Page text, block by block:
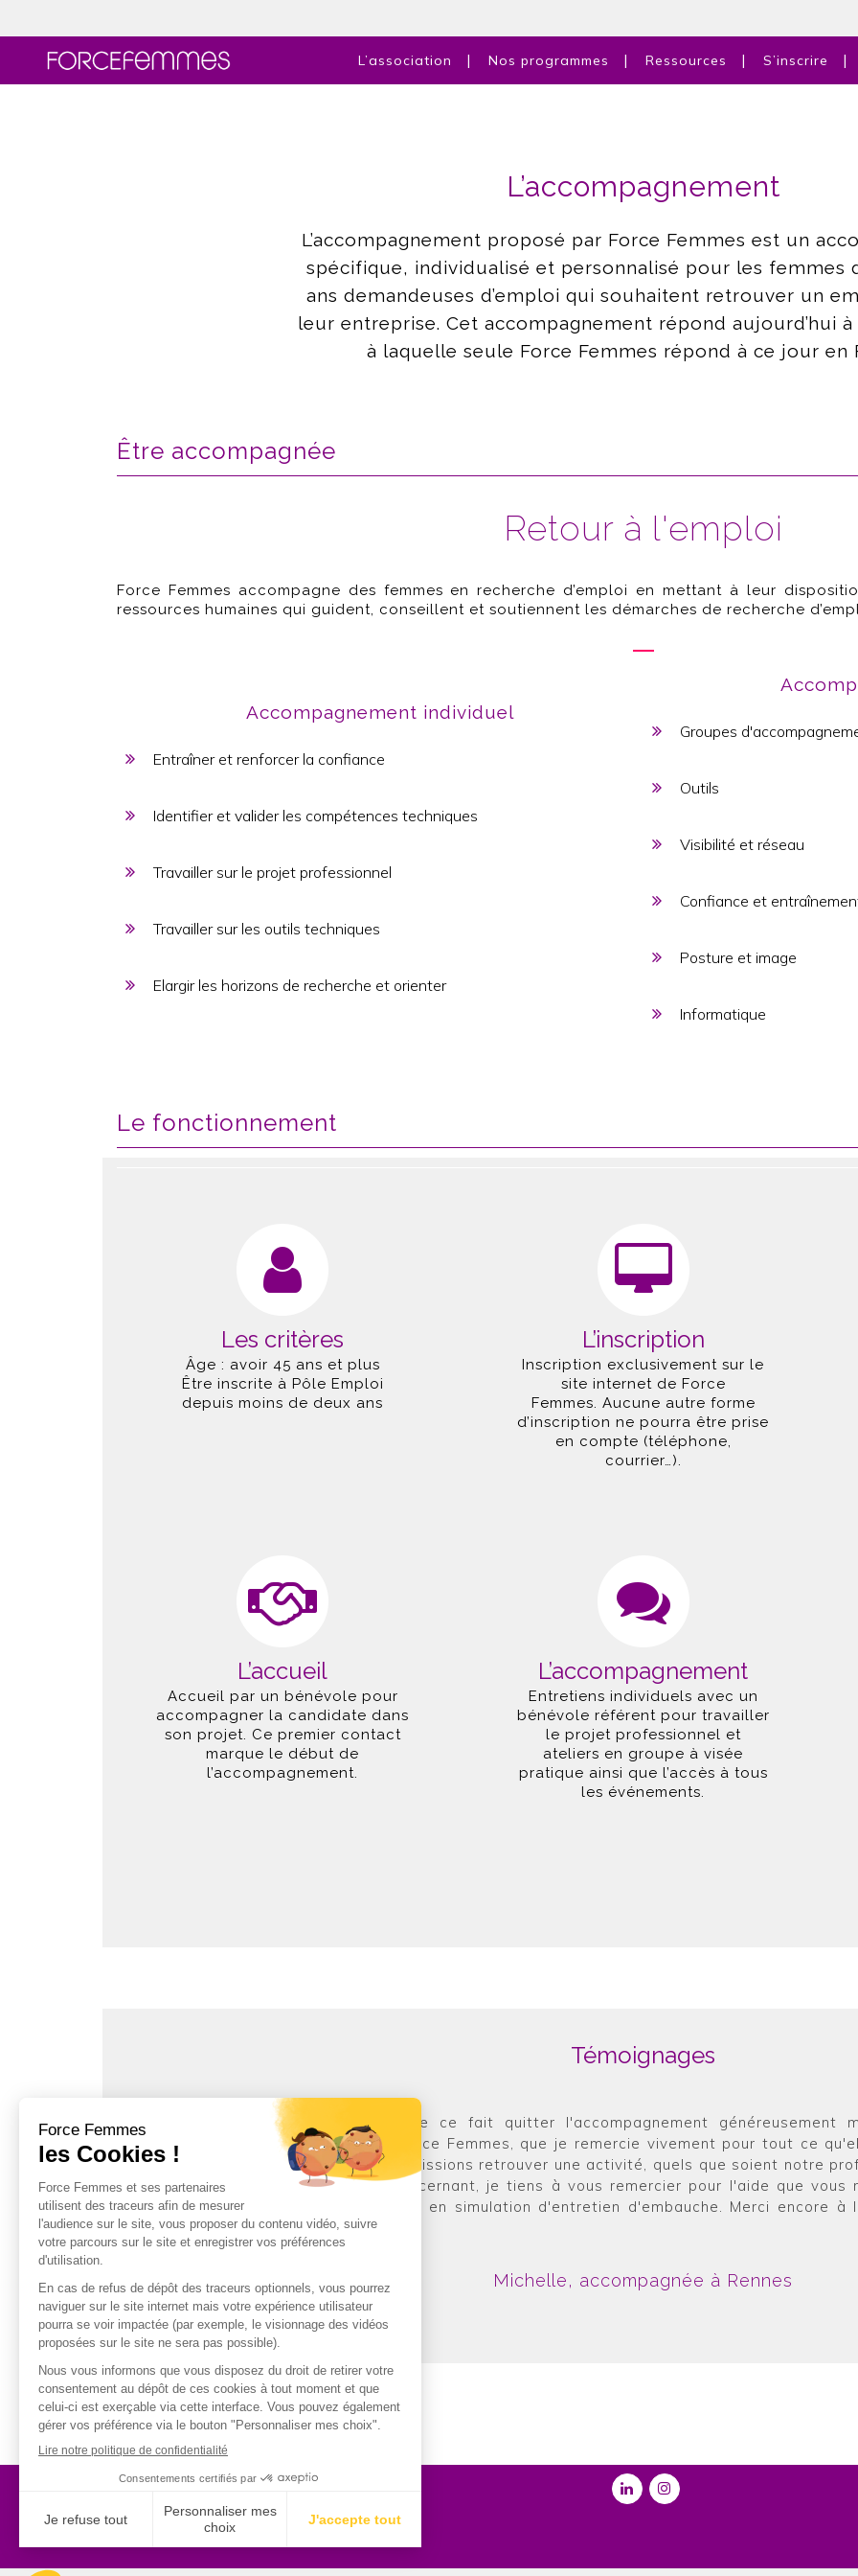
L’association Nos programmes Ressources S’inscrire
L’accompagnement
L’accompagnement proposé par Force Femmes est un
spécifique, individualisé et personnalisé pour les femmes
ans demandeuses d’emploi qui souhaitent retrouver un
leur entreprise. Cet accompagnement répond aujourd’hui
à laquelle seule Force Femmes répond à ce jour en
Être accompagnée
Retour à l'emploi
Force Femmes accompagne des femmes en recherche d’emploi en mettant à leur
ressources humaines qui guident, conseillent et soutiennent les démarches de recherche
Accompagnement individuel
Entraîner et renforcer la confiance
Identifier et valider les compétences techniques
Travailler sur le projet professionnel
Travailler sur les outils techniques
Elargir les horizons de recherche et orienter
Groupes
Outils
Visibilité et réseau
Confiance et
Posture et image
Informatique
Le fonctionnement
Les critères
Âge : avoir 45 ans et plus
Être inscrite à Pôle Emploi
depuis moins de deux ans
L’inscription
Inscription exclusivement sur le
site internet de Force
Femmes. Aucune autre forme
d’inscription ne pourra être prise
en compte (téléphone,
courrier…).
L’accueil
Accueil par un bénévole pour
accompagner la candidate dans
son projet. Ce premier contact
marque le début de
l’accompagnement.
L’accompagnement
Entretiens individuels avec un
bénévole référent pour travailler
le projet professionnel et
ateliers en groupe à visée
pratique ainsi que l’accès à tous
les événements.
Témoignages
généreusement mis en place par
pour tout ce qu'elle met en œuvre
que soient notre profil et notre projet.
l'aide que vous m'avez apportée,
Merci encore à l'association et à
à Rennes
Je vais donc de ce fait quitter l'accompagnement généreusement
l'association Force Femmes, que je remercie vivement pour tout ce
afin que nous puissions retrouver une activité, quels que soient notre
Aussi, vous concernant, je tiens à vous remercier pour l'aide que vous
particulièrement en simulation d'entretien d'embauche. Merci encore
vous-même.
Michelle, accompagnée à Rennes
30 rue Baron - 75017 PARIS